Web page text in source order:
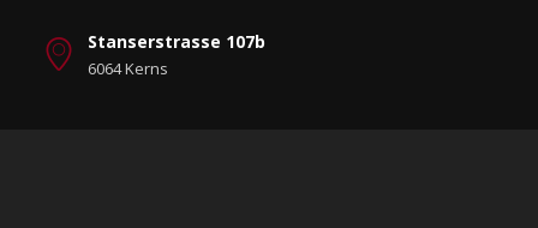
Stanserstrasse 107b
6064 Kerns